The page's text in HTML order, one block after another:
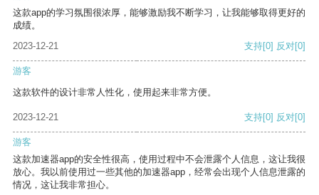
这款app的学习氛围很浓厚，能够激励我不断学习，让我能够取得更好的
成绩。
2023-12-21
支持[0] 反对[0]
游客
这款软件的设计非常人性化，使用起来非常方便。
2023-12-21 支持[0] 反对[0]
游客
这款加速器app的安全性很高，使用过程中不会泄露个人信息，这让我很
放心。我以前使用过一些其他的加速器app，经常会出现个人信息泄露的
情况，这让我非常担心。